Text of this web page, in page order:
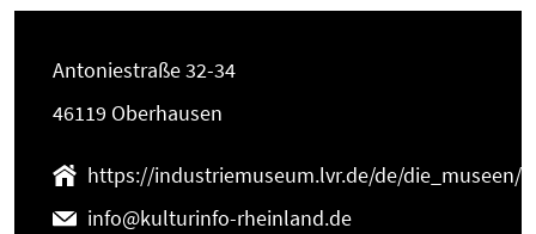
Antoniestraße 32-34
46119 Oberhausen
https://industriemuseum.lvr.de/de/
info@kulturinfo-rheinland.de